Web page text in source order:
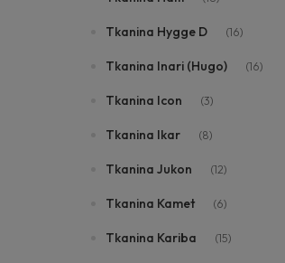
Tkanina Hygge D (16)
Tkanina Inari (Hugo) (16)
Tkanina Icon (3)
Tkanina Ikar (8)
Tkanina Jukon (12)
Tkanina Kamet (6)
Tkanina Kariba (15)